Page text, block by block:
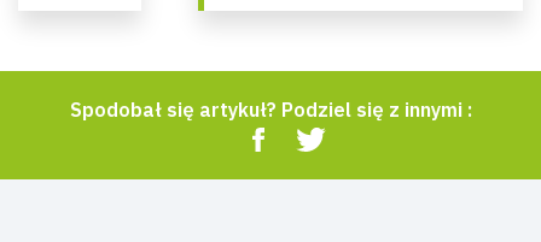
Spodobał się artykuł? Podziel się z innymi :